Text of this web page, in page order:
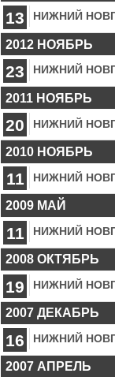
13 НИЖНИЙ
2012 НОЯБРЬ
23 НИЖНИЙ
2011 НОЯБРЬ
20 НИЖНИЙ
2010 НОЯБРЬ
11 НИЖНИЙ
2009 МАЙ
11 НИЖНИЙ
2008 ОКТЯБРЬ
19 НИЖНИЙ
2007 ДЕКАБРЬ
16 НИЖНИЙ
2007 АПРЕЛЬ